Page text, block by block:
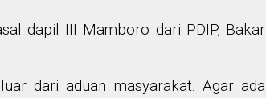
dapil III Mamboro dari PDIP, Bakar
dari aduan masyarakat. Agar ada